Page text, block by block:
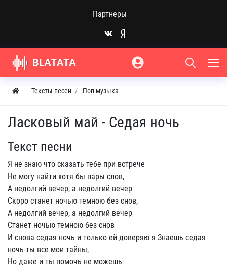
Партнеры
Тексты песен Поп-музыка
Ласковый май - Седая ночь
Текст песни
Я не знаю что сказать тебе при встрече
Не могу найти хотя бы пары слов,
А недолгий вечер, а недолгий вечер
Скоро станет ночью темною без снов,
А недолгий вечер, а недолгий вечер
Станет ночью темною без снов
И снова седая ночь и только ей доверяю я Знаешь седая
ночь ты все мои тайны,
Но даже и ты помочь не можешь